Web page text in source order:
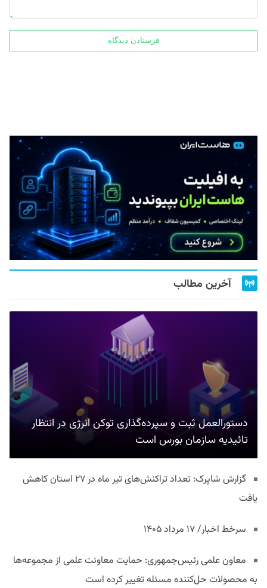
آخرین مطالب
دستورالعمل ثبت و سپرده‌گذاری توکن انرژی در انتظار
تائیدیه سازمان بورس است
گزارش شاپرک: تعداد تراکنش‌های تیر ماه در ۲۷ استان‌ کاهش
یافت
سرخط اخبار/ ۱۷ مرداد ۱۴۰۵
معاون علمی رئیس‌جمهوری: حمایت معاونت علمی از مجموعه‌ها
به محصولات حل‌کننده مسئله تغییر کرده است